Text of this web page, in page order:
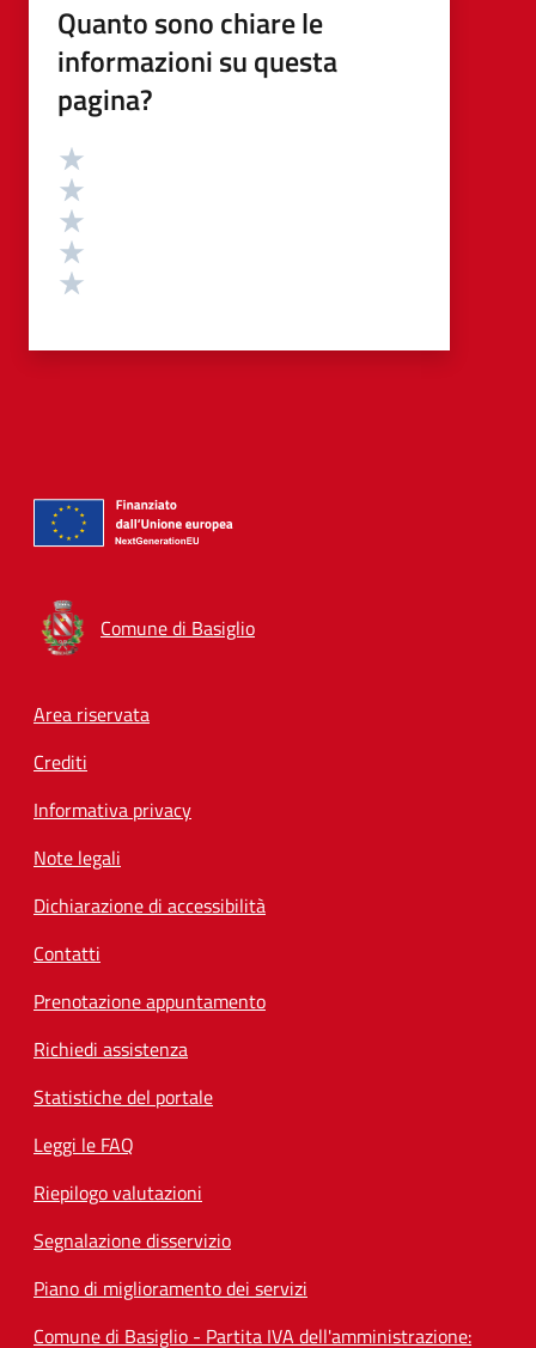
Quanto sono chiare le
informazioni su questa
pagina?
Valutazione
Comune di Basiglio
Footer menu
Area riservata
Crediti
Informativa privacy
Note legali
Dichiarazione di accessibilità
Contatti
Prenotazione appuntamento
Richiedi assistenza
Statistiche del portale
Leggi le FAQ
Riepilogo valutazioni
Segnalazione disservizio
Piano di miglioramento dei servizi
Comune di Basiglio - Partita IVA dell'amministrazione: